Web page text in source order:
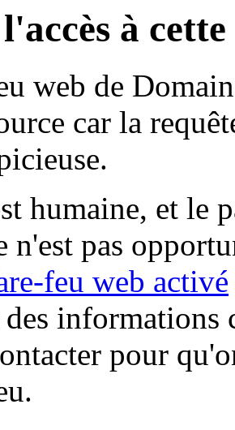
à
web de
car la
humaine, et le
n'est pas
feu web activé
informations
pour